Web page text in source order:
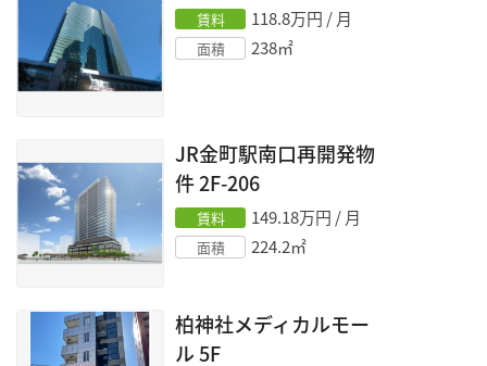
賃料 118.8万円 / 月
面積 238㎡
JR金町駅南口再開発物
件2F-206
賃料 149.18万円 / 月
面積 224.2㎡
柏神社メディカルモー
ル5F